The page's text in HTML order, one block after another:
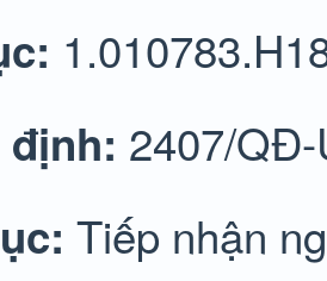
định: 2407/
Tiếp nhận